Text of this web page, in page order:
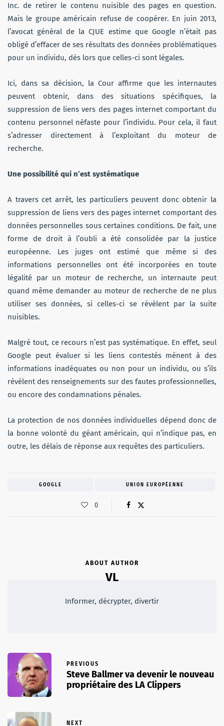
Inc. de retirer le contenu nuisible des pages en question.
Mais le groupe américain refuse de coopérer. En juin 2013,
l’avocat général de la CJUE estime que Google n’était pas
obligé d’effacer de ses résultats des données problématiques
pour un individu, dès lors que celles-ci sont légales.
Ici, dans sa décision, la Cour affirme que les internautes
peuvent obtenir, dans des situations spécifiques, la
suppression de liens vers des pages internet comportant du
contenu personnel néfaste pour l’individu. Pour cela, il faut
s’adresser directement à l’exploitant du moteur de
recherche.
Une possibilité qui n’est systématique
A travers cet arrêt, les particuliers peuvent donc obtenir la
suppression de liens vers des pages internet comportant des
données personnelles sous certaines conditions. De fait, une
forme de droit à l’oubli a été consolidée par la justice
européenne. Les juges ont estimé que même si des
informations personnelles ont été incorporées en toute
légalité par un moteur de recherche, un internaute peut
quand même demander au moteur de recherche de ne plus
utiliser ses données, si celles-ci se révèlent par la suite
nuisibles.
Malgré tout, ce recours n’est pas systématique. En effet, seul
Google peut évaluer si les liens contestés mènent à des
informations inadéquates ou non pour un individu, ou s’ils
révèlent des renseignements sur des fautes professionnelles,
ou encore des condamnations pénales.
La protection de nos données individuelles dépend donc de
la bonne volonté du géant américain, qui n’indique pas, en
outre, les délais de réponse aux requêtes des particuliers.
GOOGLE UNION EUROPÉENNE
0
ABOUT AUTHOR
VL
Informer, décrypter, divertir
PREVIOUS
Steve Ballmer va devenir le nouveau
propriétaire des LA Clippers
NEXT